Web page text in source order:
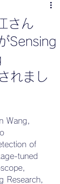
さん
Sensing
れまし
Wang,
of
tuned
Research,